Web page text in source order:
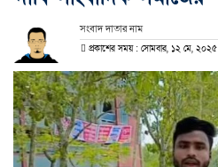
সংবাদ দাতার নাম
প্রকাশের সময় : সোমবার, ১২ মে, ২০২৫